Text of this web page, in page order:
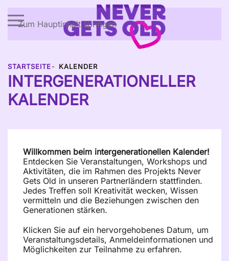
Zum Hauptinhalt springen
STARTSEITE KALENDER
INTERGENERATIONELLER
KALENDER
Willkommen beim intergenerationellen Kalender!
Entdecken Sie Veranstaltungen, Workshops und
Aktivitäten, die im Rahmen des Projekts Never
Gets Old in unseren Partnerländern stattfinden.
Jedes Treffen soll Kreativität wecken, Wissen
vermitteln und die Beziehungen zwischen den
Generationen stärken.
Klicken Sie auf ein hervorgehobenes Datum, um
Veranstaltungsdetails, Anmeldeinformationen und
Möglichkeiten zur Teilnahme zu erfahren.